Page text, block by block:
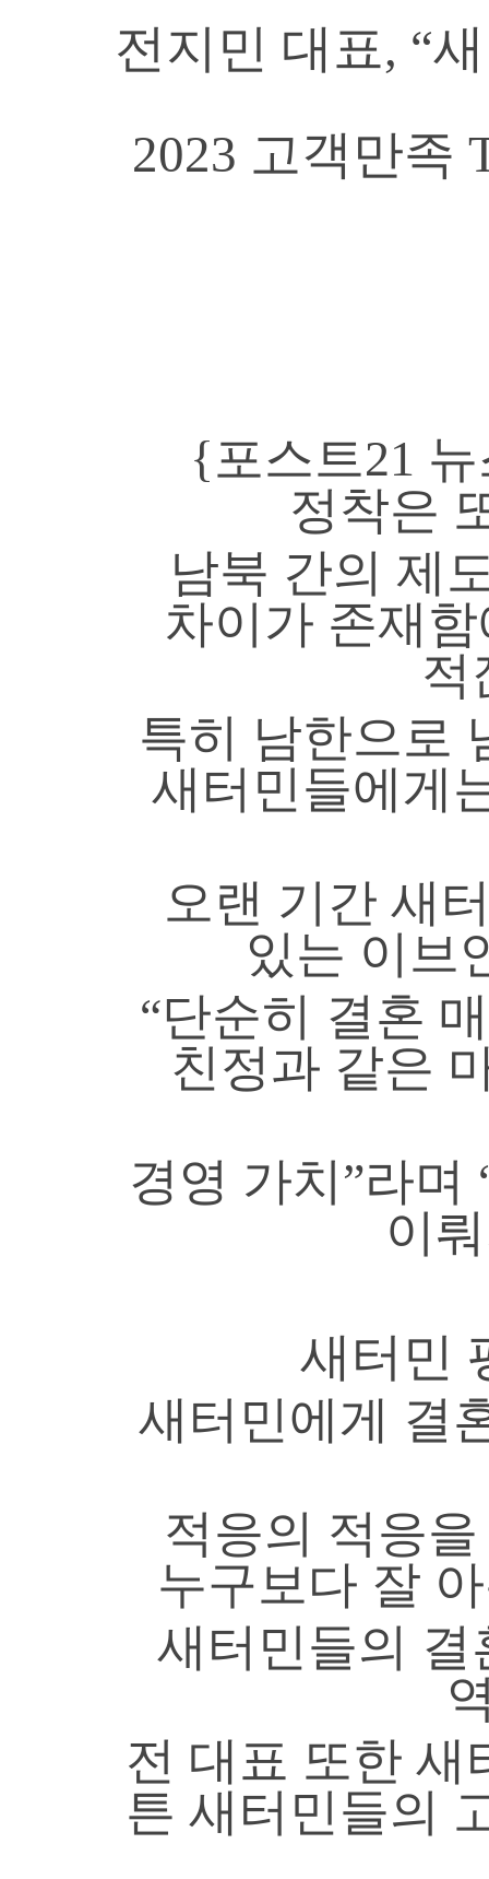
전지민 대표, “
2023 고객만족
{포스트21
정착은
남북 간의 제
차이가 존재
적
특히 남한으로
새터민들에게
오랜 기간 새
있는 이브
“단순히 결혼
친정과 같은
경영 가치”라며
이
새터민
새터민에게 결
적응의 적응
누구보다 잘
새터민들의 결
전 대표 또한 새
튼 새터민들의